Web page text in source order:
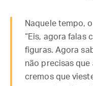
Naquele tempo,
“Eis, agora falas
figuras. Agora
não precisas
cremos que